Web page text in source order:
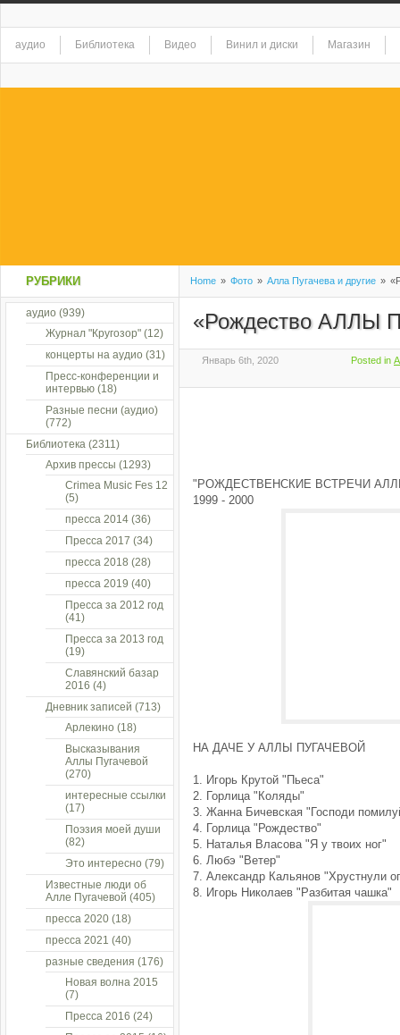
аудио Библиотека Видео Винил и диски Магазин
Home » Фото » Алла Пугачева и другие »
«Рождество АЛЛЫ
Январь 6th, 2020 Posted in
"РОЖДЕСТВЕНСКИЕ ВСТРЕЧИ
1999 - 2000
НА ДАЧЕ У АЛЛЫ ПУГАЧЕВОЙ
1. Игорь Крутой "Пьеса"
2. Горлица "Коляды"
3. Жанна Бичевская "Господи
4. Горлица "Рождество"
5. Наталья Власова "Я у твоих ног"
6. Любэ "Ветер"
7. Александр Кальянов "Хрустнули
8. Игорь Николаев "Разбитая чашка"
РУБРИКИ
аудио (939)
Журнал "Кругозор" (12)
концерты на аудио (31)
Пресс-конференции и
интервью (18)
Разные песни (аудио)
(772)
Библиотека (2311)
Архив прессы (1293)
Crimea Music Fes 12
(5)
пресса 2014 (36)
Пресса 2017 (34)
пресса 2018 (28)
пресса 2019 (40)
Пресса за 2012 год
(41)
Пресса за 2013 год
(19)
Славянский базар
2016 (4)
Дневник записей (713)
Арлекино (18)
Высказывания
Аллы Пугачевой
(270)
интересные ссылки
(17)
Поэзия моей души
(82)
Это интересно (79)
Известные люди об
Алле Пугачевой (405)
пресса 2020 (18)
пресса 2021 (40)
разные сведения (176)
Новая волна 2015
(7)
Пресса 2016 (24)